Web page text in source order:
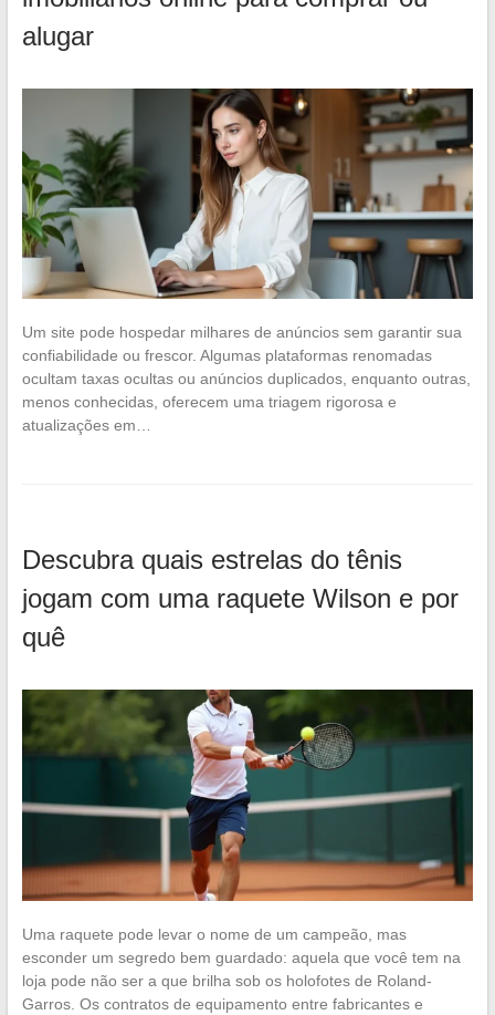
alugar
Um site pode hospedar milhares de anúncios sem garantir sua
confiabilidade ou frescor. Algumas plataformas renomadas
ocultam taxas ocultas ou anúncios duplicados, enquanto outras,
menos conhecidas, oferecem uma triagem rigorosa e
atualizações em…
Descubra quais estrelas do tênis
jogam com uma raquete Wilson e por
quê
Uma raquete pode levar o nome de um campeão, mas
esconder um segredo bem guardado: aquela que você tem na
loja pode não ser a que brilha sob os holofotes de Roland-
Garros. Os contratos de equipamento entre fabricantes e